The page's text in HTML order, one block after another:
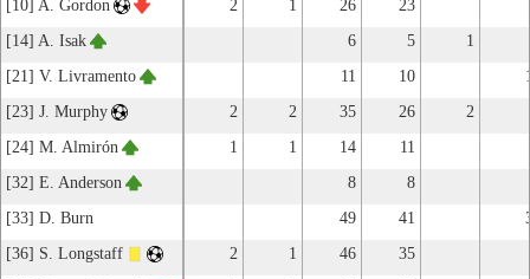
[10] A. Gordon 2 1 26
23
[14] A. Isak
6 5
1
[21] V. Livramento
11 10
[23] J. Murphy
2 2 35 26
2
[24] M. Almirón
1 1 14
11
[32] E. Anderson
8
8
[33] D. Burn
49 41
[36] S. Longstaff
2 1 46
35